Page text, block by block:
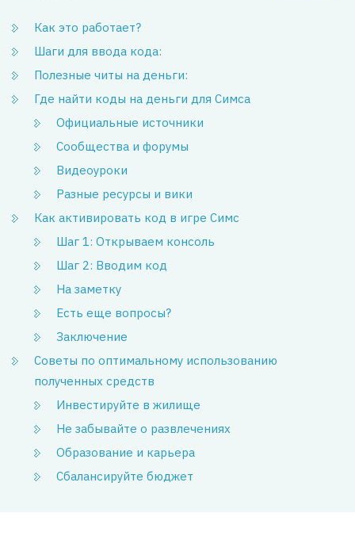
Как это работает?
Шаги для ввода кода:
Полезные читы на деньги:
Где найти коды на деньги для Симса
Официальные источники
Сообщества и форумы
Видеоуроки
Разные ресурсы и вики
Как активировать код в игре Симс
Шаг 1: Открываем консоль
Шаг 2: Вводим код
На заметку
Есть еще вопросы?
Заключение
Советы по оптимальному использованию
полученных средств
Инвестируйте в жилище
Не забывайте о развлечениях
Образование и карьера
Сбалансируйте бюджет